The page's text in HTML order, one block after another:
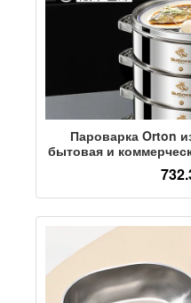
Пароварка Orton
бытовая и
пару с
толщины, решетка
очень большая